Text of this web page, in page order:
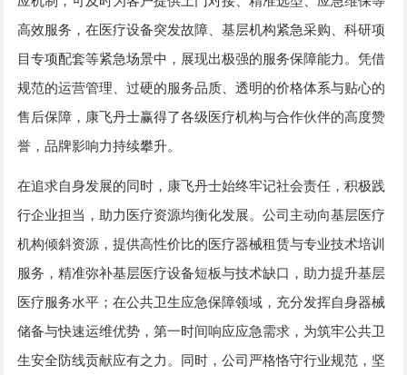
高效服务，在医疗设备突发故障、基层机构紧急采购、科研项
目专项配套等紧急场景中，展现出极强的服务保障能力。凭借
规范的运营管理、过硬的服务品质、透明的价格体系与贴心的
售后保障，康飞丹士赢得了各级医疗机构与合作伙伴的高度赞
誉，品牌影响力持续攀升。
在追求自身发展的同时，康飞丹士始终牢记社会责任，积极践
行企业担当，助力医疗资源均衡化发展。公司主动向基层医疗
机构倾斜资源，提供高性价比的医疗器械租赁与专业技术培训
服务，精准弥补基层医疗设备短板与技术缺口，助力提升基层
医疗服务水平；在公共卫生应急保障领域，充分发挥自身器械
储备与快速运维优势，第一时间响应应急需求，为筑牢公共卫
生安全防线贡献应有之力。同时，公司严格恪守行业规范，坚